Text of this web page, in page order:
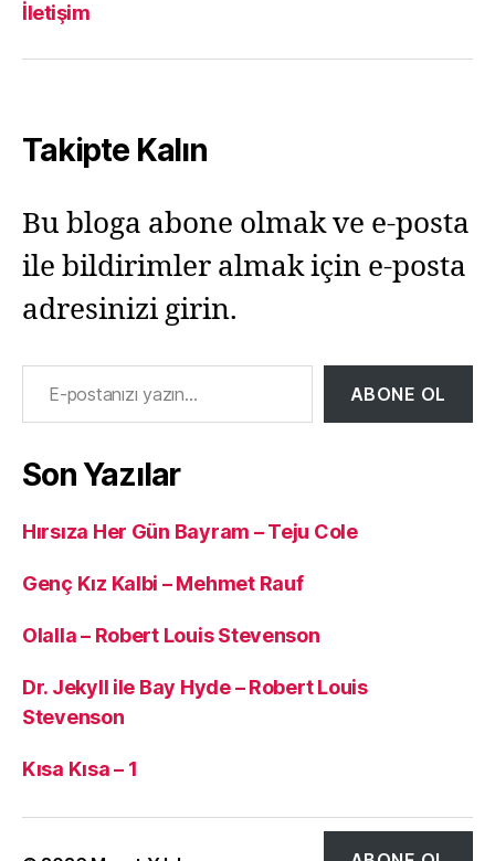
İletişim
Takipte Kalın
Bu bloga abone olmak ve e-posta
ile bildirimler almak için e-posta
adresinizi girin.
E-postanızı yazın…
ABONE OL
Son Yazılar
Hırsıza Her Gün Bayram – Teju Cole
Genç Kız Kalbi – Mehmet Rauf
Olalla – Robert Louis Stevenson
Dr. Jekyll ile Bay Hyde – Robert Louis
Stevenson
Kısa Kısa – 1